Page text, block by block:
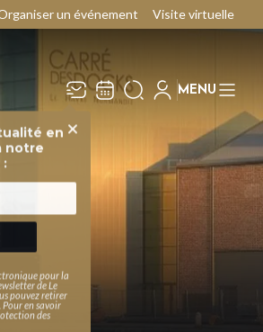
un événement Visite virtuelle
Fermer
en
notre
pour la
deLe
pouvez retirer
en savoir
des
MENU